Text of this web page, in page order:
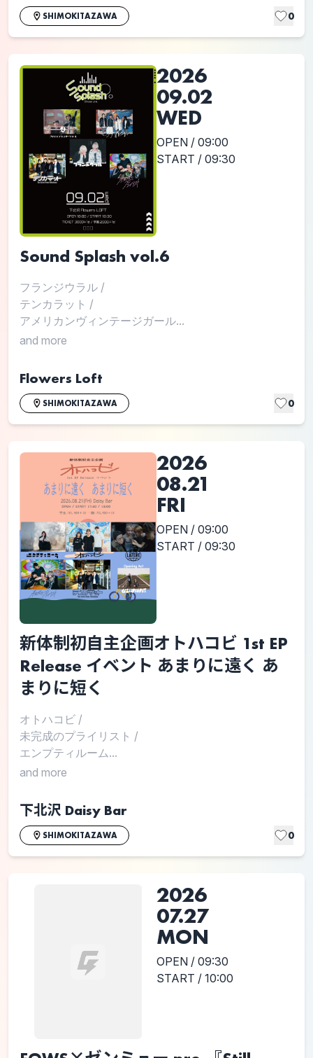
SHIMOKITAZAWA 0
2026
09.02
WED
OPEN / 09:00
START / 09:30
Sound Splash vol.6
フランジウラル /
テンカラット /
アメリカンヴィンテージガール...
and more
Flowers Loft
SHIMOKITAZAWA 0
2026
08.21
FRI
OPEN / 09:00
START / 09:30
新体制初自主企画オトハコビ 1st EP
Release イベント あまりに遠く あ
まりに短く
オトハコビ /
未完成のプライリスト /
エンプティルーム...
and more
下北沢 Daisy Bar
SHIMOKITAZAWA 0
2026
07.27
MON
OPEN / 09:30
START / 10:00